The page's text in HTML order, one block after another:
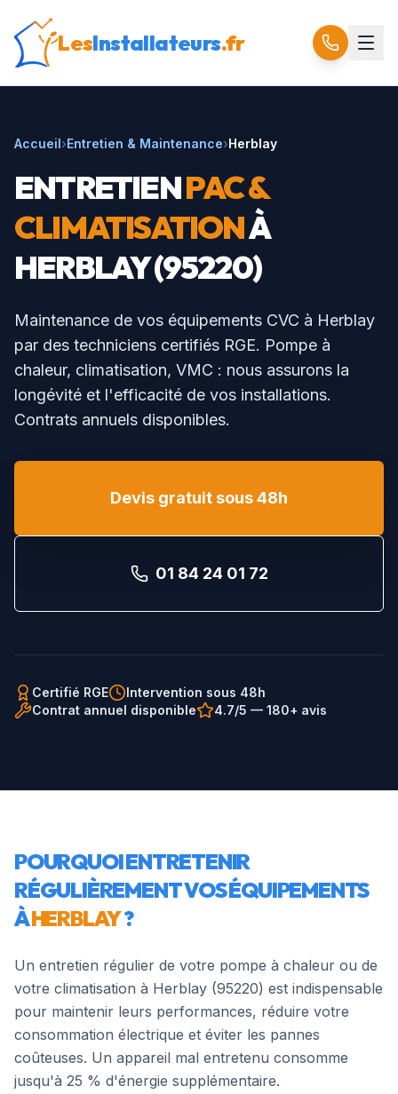
LesInstallateurs.fr
Accueil›Entretien & Maintenance›Herblay
ENTRETIENPAC &
CLIMATISATIONÀ
HERBLAY(95220)
Maintenance de vos équipements CVC à Herblay
par des techniciens certifiés RGE. Pompe à
chaleur, climatisation, VMC : nous assurons la
longévité et l'efficacité de vos installations.
Contrats annuels disponibles.
Devis gratuit sous 48h
01 84 24 01 72
Certifié RGE
Intervention sous 48h
Contrat annuel disponible
4.7/5 — 180+ avis
POURQUOI ENTRETENIR
RÉGULIÈREMENT VOS ÉQUIPEMENTS
ÀHERBLAY?
Un entretien régulier de votre pompe à chaleur ou de
votre climatisation à Herblay (95220) est indispensable
pour maintenir leurs performances, réduire votre
consommation électrique et éviter les pannes
coûteuses. Un appareil mal entretenu consomme
jusqu'à 25 % d'énergie supplémentaire.